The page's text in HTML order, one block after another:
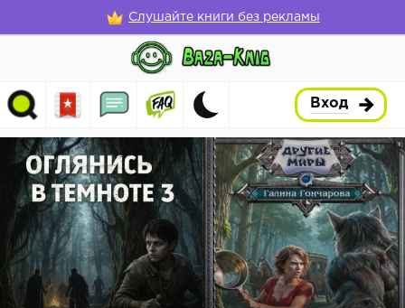
Слушайте книги без рекламы
Вход